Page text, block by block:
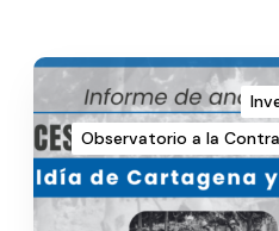
Observatorio a la